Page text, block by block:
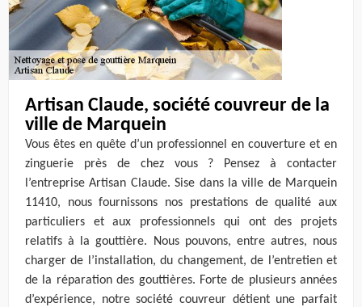
Artisan Claude, société couvreur de la
ville de Marquein
Vous êtes en quête d’un professionnel en couverture et en
zinguerie près de chez vous ? Pensez à contacter
l’entreprise Artisan Claude. Sise dans la ville de Marquein
11410, nous fournissons nos prestations de qualité aux
particuliers et aux professionnels qui ont des projets
relatifs à la gouttière. Nous pouvons, entre autres, nous
charger de l’installation, du changement, de l’entretien et
de la réparation des gouttières. Forte de plusieurs années
d’expérience, notre société couvreur détient une parfait